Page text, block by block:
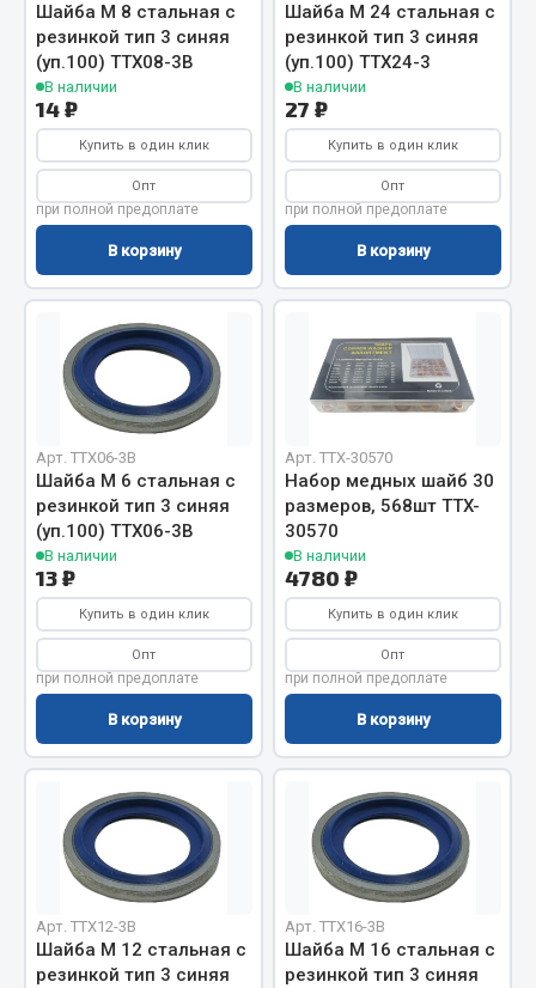
Весь раздел
Двигатель
Система питания
Система выпуска газа
Система охлаждения
Сцепление
Коробка передач
Коробка передач ZF
Показать ещё
Весь раздел
Запчасти МАЗ
Система питания
Подвеска
Тормозная система
Двери
Окно ветровое
Двигатель
Электрооборудование
Показать ещё
Весь раздел
Запчасти Урал
Шайба М 8 стальная с
резинкой тип 3 синяя
(уп.100) TTX08-3B
В наличии
14 ₽
Купить в один клик
Опт
при полной предоплате
В корзину
Шайба М 24 стальная с
резинкой тип 3 синяя
(уп.100) TTX24-3
В наличии
27 ₽
Купить в один клик
Опт
при полной предоплате
В корзину
Арт. TTX06-3B
Шайба М 6 стальная с
резинкой тип 3 синяя
(уп.100) TTX06-3B
В наличии
13 ₽
Купить в один клик
Опт
при полной предоплате
В корзину
Арт. TTX-30570
Набор медных шайб 30
размеров, 568шт TTX-
30570
В наличии
4780 ₽
Купить в один клик
Опт
при полной предоплате
В корзину
Арт. TTX12-3B
Шайба М 12 стальная с
резинкой тип 3 синяя
Арт. TTX16-3B
Шайба М 16 стальная с
резинкой тип 3 синяя